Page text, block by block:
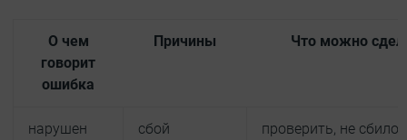
О чем
говорит
ошибка
Причины Что можно
нарушен
сбой
проверить, не